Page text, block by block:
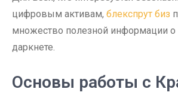
цифровым активам, блекспрут биз
множество полезной информации о
даркнете.
Основы работы с